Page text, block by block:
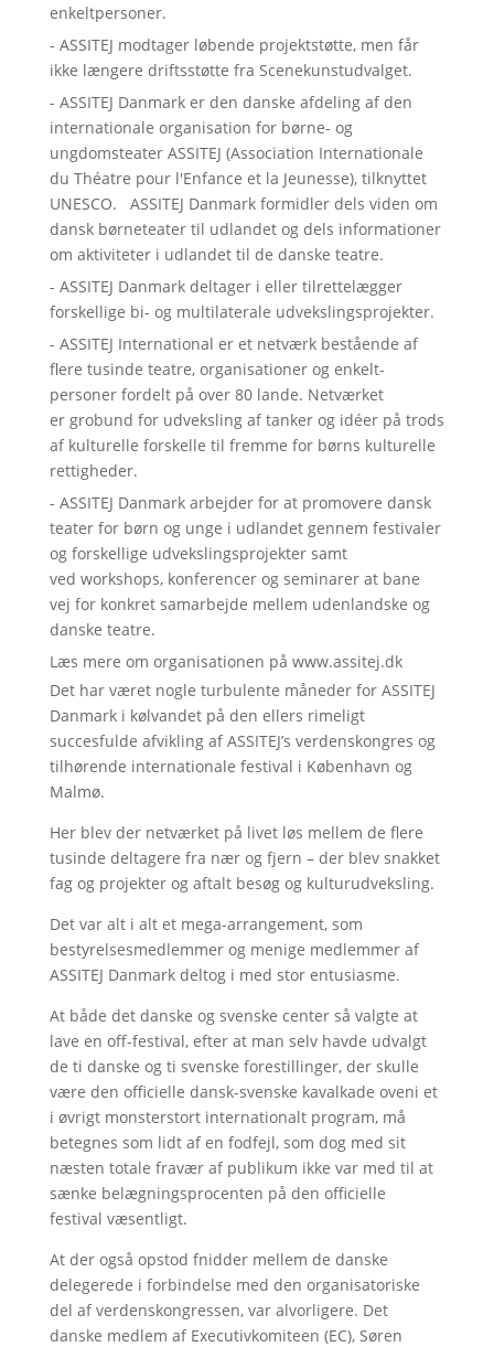
enkeltpersoner.
- ASSITEJ modtager løbende projektstøtte, men får
ikke længere driftsstøtte fra Scenekunstudvalget.
- ASSITEJ Danmark er den danske afdeling af den
internationale organisation for børne- og
ungdomsteater ASSITEJ (Association Internationale
du Théatre pour l'Enfance et la Jeunesse), tilknyttet
UNESCO. ASSITEJ Danmark formidler dels viden om
dansk børneteater til udlandet og dels informationer
om aktiviteter i udlandet til de danske teatre.
- ASSITEJ Danmark deltager i eller tilrettelægger
forskellige bi- og multilaterale udvekslingsprojekter.
- ASSITEJ International er et netværk bestående af
flere tusinde teatre, organisationer og enkelt-
personer fordelt på over 80 lande. Netværket
er grobund for udveksling af tanker og idéer på trods
af kulturelle forskelle til fremme for børns kulturelle
rettigheder.
- ASSITEJ Danmark arbejder for at promovere dansk
teater for børn og unge i udlandet gennem festivaler
og forskellige udvekslingsprojekter samt
ved workshops, konferencer og seminarer at bane
vej for konkret samarbejde mellem udenlandske og
danske teatre.
Læs mere om organisationen på www.assitej.dk
Det har været nogle turbulente måneder for ASSITEJ
Danmark i kølvandet på den ellers rimeligt
succesfulde afvikling af ASSITEJ’s verdenskongres og
tilhørende internationale festival i København og
Malmø.
Her blev der netværket på livet løs mellem de flere
tusinde deltagere fra nær og fjern – der blev snakket
fag og projekter og aftalt besøg og kulturudveksling.
Det var alt i alt et mega-arrangement, som
bestyrelsesmedlemmer og menige medlemmer af
ASSITEJ Danmark deltog i med stor entusiasme.
At både det danske og svenske center så valgte at
lave en off-festival, efter at man selv havde udvalgt
de ti danske og ti svenske forestillinger, der skulle
være den officielle dansk-svenske kavalkade oveni et
i øvrigt monsterstort internationalt program, må
betegnes som lidt af en fodfejl, som dog med sit
næsten totale fravær af publikum ikke var med til at
sænke belægningsprocenten på den officielle
festival væsentligt.
At der også opstod fnidder mellem de danske
delegerede i forbindelse med den organisatoriske
del af verdenskongressen, var alvorligere. Det
danske medlem af Executivkomiteen (EC), Søren